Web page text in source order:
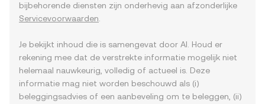
bijbehorende diensten zijn onderhevig aan afzonderlijke
Servicevoorwaarden
Je bekijkt inhoud die is samengevat door AI. Houd er
rekening mee dat de verstrekte informatie mogelijk niet
helemaal nauwkeurig, volledig of actueel is. Deze
informatie mag niet worden beschouwd als (i)
beleggingsadvies of een aanbeveling om te beleggen, (ii)